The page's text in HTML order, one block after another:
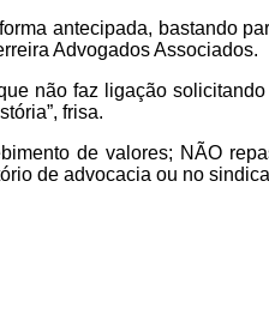
antecipada, bastando
Advogados Associados.
não faz ligação
frisa.
de valores; NÃO
de advocacia ou no